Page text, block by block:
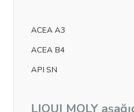
ACEA A3
ACEA B4
API SN
LIQUI MOLY